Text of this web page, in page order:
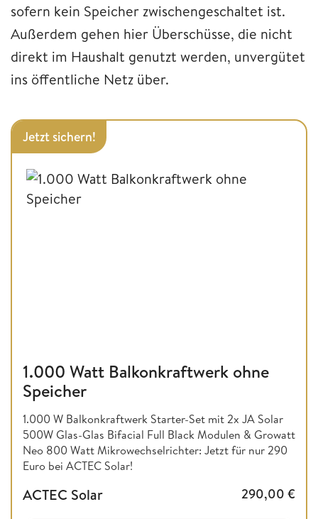
sofern kein Speicher zwischengeschaltet ist.
Außerdem gehen hier Überschüsse, die nicht
direkt im Haushalt genutzt werden, unvergütet
ins öffentliche Netz über.
Jetzt sichern!
1.000 Watt Balkonkraftwerk ohne
Speicher
1.000 W Balkonkraftwerk Starter-Set mit 2x JA Solar
500W Glas-Glas Bifacial Full Black Modulen & Growatt
Neo 800 Watt Mikrowechselrichter: Jetzt für nur 290
Euro bei ACTEC Solar!
ACTEC Solar 290,00 €